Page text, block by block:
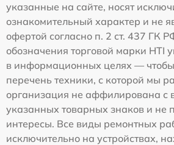
указанные на сайте, носят
ознакомительный характер и не
офертой согласно п. 2 ст. 437 ГК
обозначения торговой марки HTI
в информационных целях — чтобы
перечень техники, с которой мы
организация не аффилирована с
указанных товарных знаков и не
интересы. Все виды ремонтных
исключительно на устройствах,